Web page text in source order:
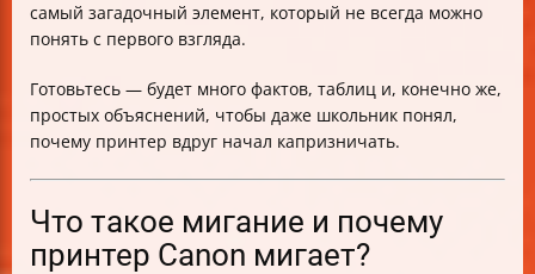
самый загадочный элемент, который не всегда можно
понять с первого взгляда.
Готовьтесь — будет много фактов, таблиц и, конечно же,
простых объяснений, чтобы даже школьник понял,
почему принтер вдруг начал капризничать.
Что такое мигание и почему
принтер Canon мигает?